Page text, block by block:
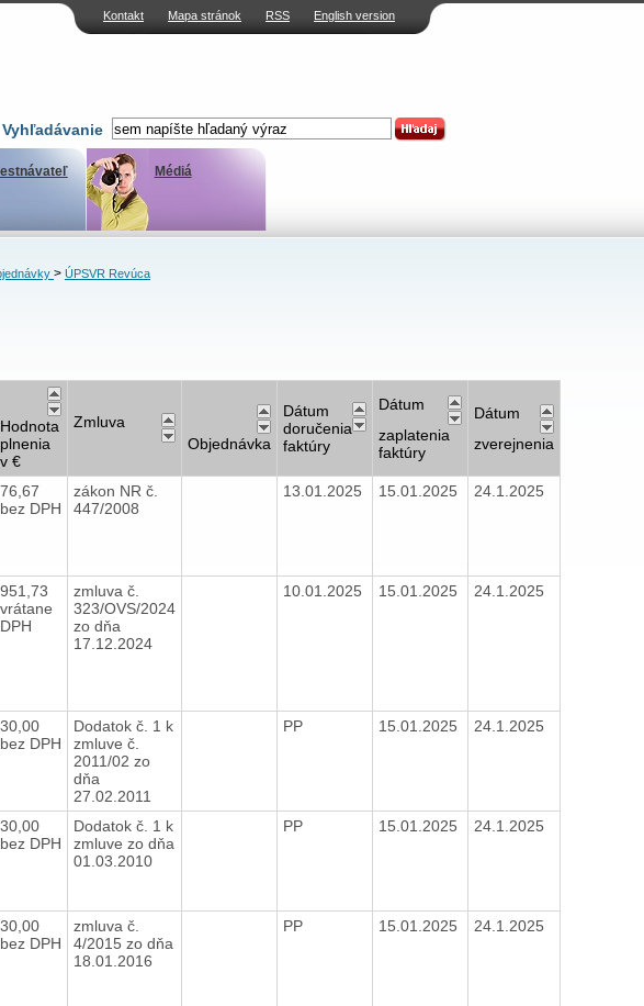
Kontakt Mapa stránok RSS English version
Vyhľadávanie
Médiá
> ÚPSVR Revúca
Hodnota
plnenia
v €
Zmluva
Objednávka
Dátum
doručenia
faktúry
Dátum
zaplatenia
faktúry
Dátum
zverejnenia
76,67
bez DPH
zákon NR č.
447/2008
13.01.2025 15.01.2025 24.1.2025
951,73
vrátane
DPH
zmluva č.
323/OVS/2024
zo dňa
17.12.2024
10.01.2025 15.01.2025 24.1.2025
30,00
bez DPH
Dodatok č. 1 k
zmluve č.
2011/02 zo
dňa
27.02.2011
PP 15.01.2025 24.1.2025
30,00
bez DPH
Dodatok č. 1 k
zmluve zo dňa
01.03.2010
PP 15.01.2025 24.1.2025
30,00
bez DPH
zmluva č.
4/2015 zo dňa
18.01.2016
PP 15.01.2025 24.1.2025